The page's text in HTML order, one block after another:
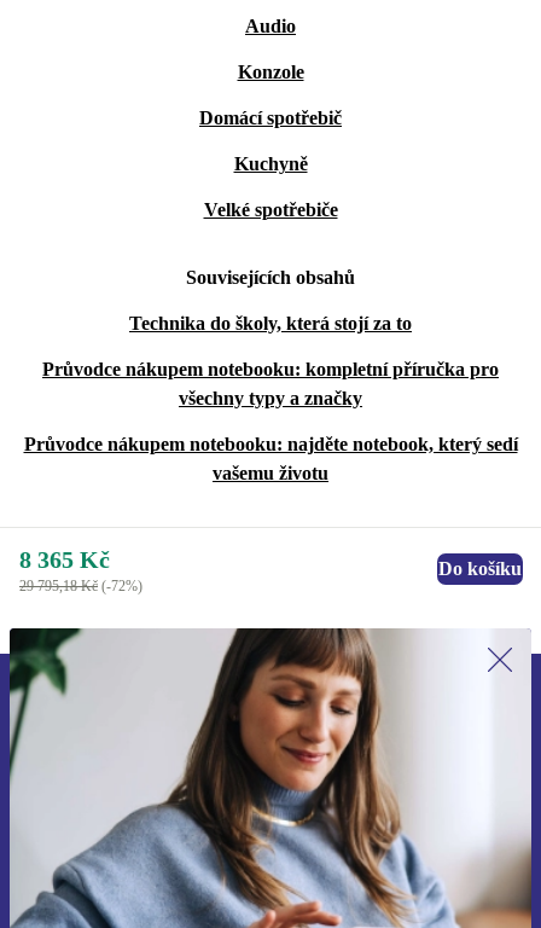
Audio
Konzole
Domácí spotřebič
Kuchyně
Velké spotřebiče
Souvisejících obsahů
Technika do školy, která stojí za to
Průvodce nákupem notebooku: kompletní příručka pro
všechny typy a značky
Průvodce nákupem notebooku: najděte notebook, který sedí
vašemu životu
8 365 Kč
29 795,18 Kč (-72%)
Do košíku
Přihlas se k odběru našich novinek a
ušetři 400 Kč!
Už nikdy nepromeškej žádnou nabídku.
Chci voucher